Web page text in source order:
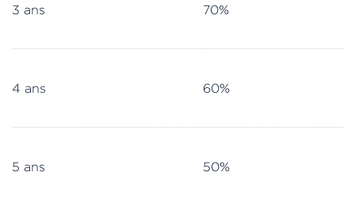
3 ans 70%
4 ans 60%
5 ans 50%